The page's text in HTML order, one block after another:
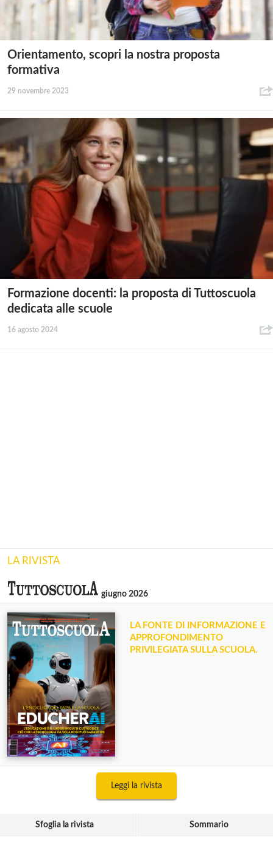
Orientamento, scopri la nostra proposta
formativa
29 novembre 2023
Formazione docenti: la proposta di Tuttoscuola
dedicata alle scuole
16 agosto 2024
LA RIVISTA
giugno 2026
LA FONTE DI INFORMAZIONE E
APPROFONDIMENTO
PRIVILEGIATA SULLA SCUOLA.
Leggi la rivista
Sfoglia la rivista Sommario